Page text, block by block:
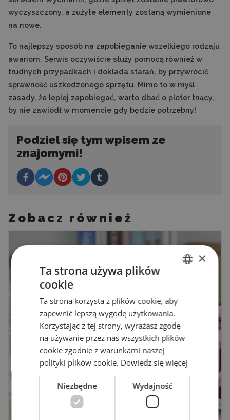
wyczyszczony, a zużyte elementy zostaną wymienione
na nowe.
To najlepszy sposób na zapobieganie wszelkiego rodzaju
awariom. Serwis oczywiście służy pomocą również w
trudnych przypadkach i dokłada starań, by przywrócić
sprawność uszkodzonego sprzętu. Mimo to w myśl
zasady, że lepiej zapobiegać, warto dbać o ploter tnący,
by nie zawiódł w momencie gdy będzie potrzebny!
Podziel się tym wpisem ze
znajomymi!
Zobacz również
POLISH
×
Ta strona używa plików
cookie
Ta strona korzysta z plików cookie, aby
zapewnić lepszą wygodę użytkowania.
Korzystając z tej strony, wyrażasz zgodę
na używanie przez nas wszystkich plików
cookie zgodnie z warunkami naszej
polityki plików cookie. Dowiedz się więcej
Niezbędne Wydajność